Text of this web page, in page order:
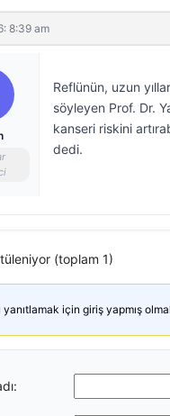
8:39 am
Reflünün, uzun
söyleyen Prof. Dr.
kanseri riskini
dedi.
(toplam 1)
için giriş yapmış